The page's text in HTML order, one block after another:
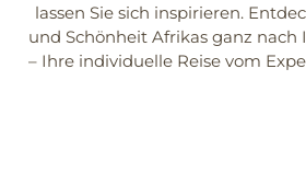
lassen Sie sich inspirieren.
und Schönheit Afrikas ganz nach
– Ihre individuelle Reise vom